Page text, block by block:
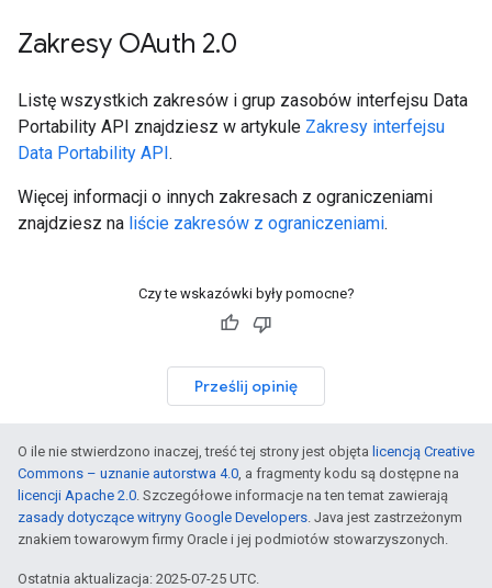
Zakresy OAuth 2.0
Listę wszystkich zakresów i grup zasobów interfejsu Data
Portability API znajdziesz w artykule Zakresy interfejsu
Data Portability API.
Więcej informacji o innych zakresach z ograniczeniami
znajdziesz na liście zakresów z ograniczeniami.
Czy te wskazówki były pomocne?
Prześlij opinię
O ile nie stwierdzono inaczej, treść tej strony jest objęta licencją Creative
Commons – uznanie autorstwa 4.0, a fragmenty kodu są dostępne na
licencji Apache 2.0. Szczegółowe informacje na ten temat zawierają
zasady dotyczące witryny Google Developers. Java jest zastrzeżonym
znakiem towarowym firmy Oracle i jej podmiotów stowarzyszonych.
Ostatnia aktualizacja: 2025-07-25 UTC.